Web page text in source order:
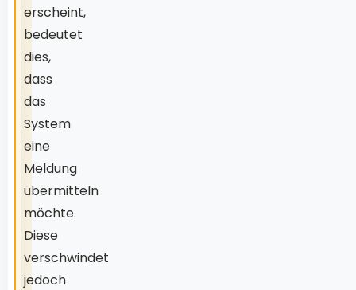
erscheint,
bedeutet
dies,
dass
das
System
eine
Meldung
übermitteln
möchte.
Diese
verschwindet
jedoch